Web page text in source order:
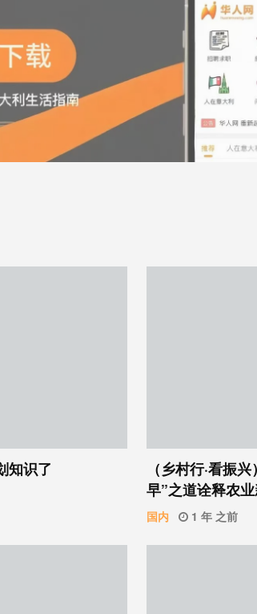
知识了
（乡村行·看振
早”之道诠释农
国内 1 年 之前